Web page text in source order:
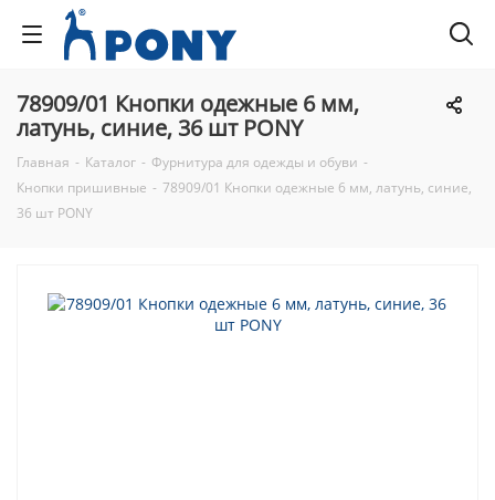
78909/01 Кнопки одежные 6 мм,
латунь, синие, 36 шт PONY
Главная - Каталог - Фурнитура для одежды и обуви -
Кнопки пришивные - 78909/01 Кнопки одежные 6 мм, латунь, синие,
36 шт PONY